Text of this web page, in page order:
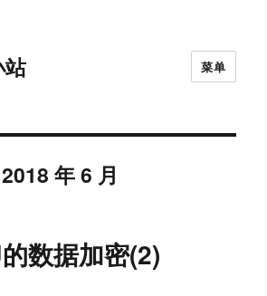
菜单
2018 年 6 月
数据加密(2)